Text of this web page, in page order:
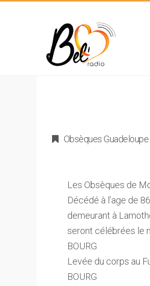
Obsèques Guadeloupe
Les Obsèques de
Décédé à l’age de
demeurant à
seront célébrées le
BOURG
Levée du corps au
BOURG